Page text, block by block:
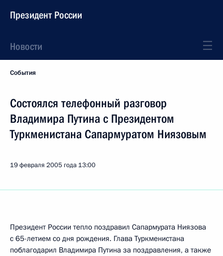
Президент России
Новости
События
Состоялся телефонный разговор
Владимира Путина с Президентом
Туркменистана Сапармуратом Ниязовым
19 февраля 2005 года 13:00
Президент России тепло поздравил Сапармурата Ниязова
с 65-летием со дня рождения. Глава Туркменистана
поблагодарил Владимира Путина за поздравления, а также